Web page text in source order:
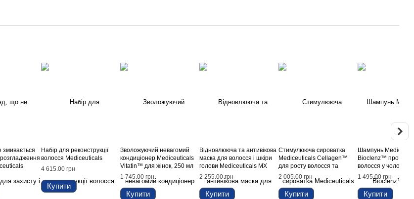
Набір для реконструкції
волосся Mediceuticals
4 615.00 грн
Купити
Зволожуючий невагомий
кондиціонер Mediceuticals
Vitatin™ для жінок, 250 мл
1 745.00 грн
Купити
Відновлююча та антивікова
маска для волосся і шкіри
голови Mediceuticals MX
Dual Therapy™, 150 мл
2 255.00 грн
Купити
Стимулююча сироватка
Mediceuticals Cellagen™
для росту волосся та
здоров'я шкіри голови, 125
мл
2 005.00 грн
Купити
Шампунь
Bioclenz™ проти
волосся у чоловіків
нормальної /
жирності шкіри
мл
1 495.00 грн
Купити